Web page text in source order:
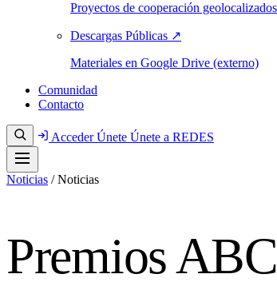
Proyectos de cooperación geolocalizados
Descargas Públicas ↗
Materiales en Google Drive (externo)
Comunidad
Contacto
AccederÚnete Únete a REDES
Noticias / Noticias
Premios